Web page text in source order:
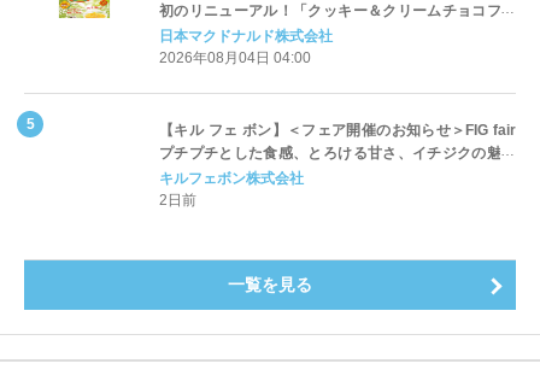
初のリニューアル！「クッキー＆クリームチョコフラ
ッペ」「マンゴースムージー」8月5日（水）から販売
開始
日本マクドナルド株式会社
2026年08月04日 04:00
【キル フェ ボン】＜フェア開催のお知らせ＞FIG fair
プチプチとした食感、とろける甘さ、イチジクの魅力
をたっぷりと。新作を含め、イチジク尽くしの全4種が
登場8月20日（木）スタート
キルフェボン株式会社
2日前
一覧を見る